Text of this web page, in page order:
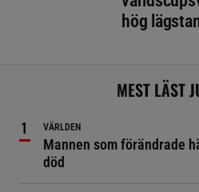
hög
MEST LÄST
VÄRLDEN
Mannen som förändrade
död